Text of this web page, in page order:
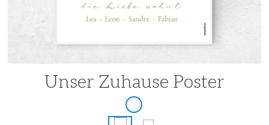
Unser Zuhause Poster